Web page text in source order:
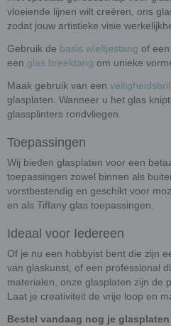
vloeiende lijnen wilt creëren, ons
zodat jouw artistieke visie
Gebruik de basis wieltjestang of een
een glas breektang om unieke
Maak gebruik van een veiligheidsbril
glasplaten. Wanneer u het glas
glassplinters rondvliegen.
Toepassingen
Wij bieden glasplaten voor een
toepassingen zowel binnen als
vorstbestendig en geschikt voor
en als Tiffany glas toepassingen.
Ideaal voor Iedereen
Of je nu een hobbyist bent die zijn
van glaskunst, of een professional
materialen, onze glasplaten zijn de
Laat je creativiteit de vrije loop en
Bestel vandaag nog je